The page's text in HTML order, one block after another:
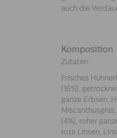
auch die
Komposition
Zutaten
Frisches
(16%),
ganze Erbsen,
(4%), roher
rote Linsen,